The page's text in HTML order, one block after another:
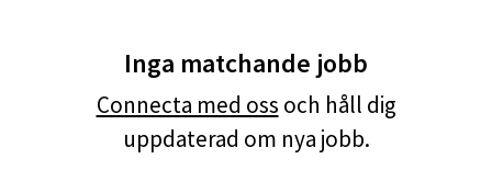
Inga matchande jobb
Connecta med oss och håll dig
uppdaterad om nya jobb.